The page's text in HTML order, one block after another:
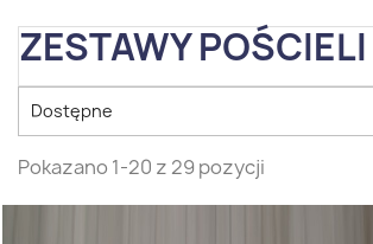
ZESTAWY POŚCIELI
Dostępne
Pokazano 1-20 z 29 pozycji